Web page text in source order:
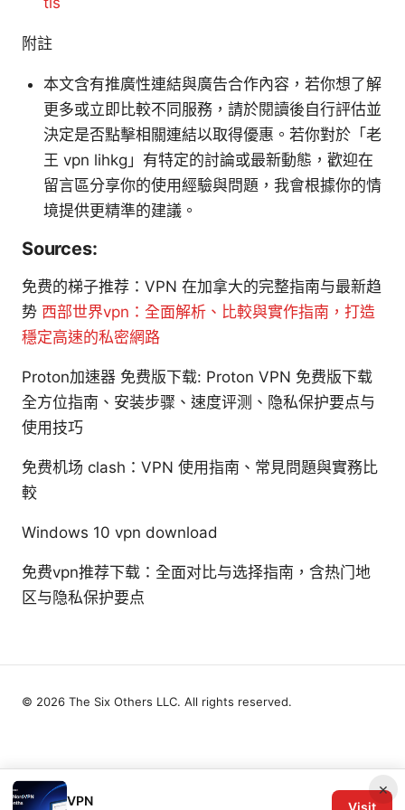
附註
本文含有推廣性連結與廣告合作內容，若你想了解
更多或立即比較不同服務，請於閱讀後自行評估並
決定是否點擊相關連結以取得優惠。若你對於「老
王 vpn lihkg」有特定的討論或最新動態，歡迎在
留言區分享你的使用經驗與問題，我會根據你的情
境提供更精準的建議。
Sources:
免费的梯子推荐：VPN 在加拿大的完整指南与最新趋
势 西部世界vpn：全面解析、比較與實作指南，打造
穩定高速的私密網路
Proton加速器 免费版下载: Proton VPN 免费版下载
全方位指南、安装步骤、速度评测、隐私保护要点与
使用技巧
免费机场 clash：VPN 使用指南、常見問題與實務比
較
Windows 10 vpn download
免费vpn推荐下载：全面对比与选择指南，含热门地
区与隐私保护要点
×
VPN Visit
© 2026 The Six Others LLC. All rights reserved.